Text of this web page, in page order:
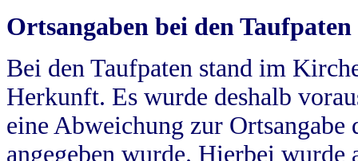
Ortsangaben bei den Taufpaten
Bei den Taufpaten stand im
Herkunft. Es wurde deshalb
eine Abweichung zur
angegeben wurde. Hierbei wurde